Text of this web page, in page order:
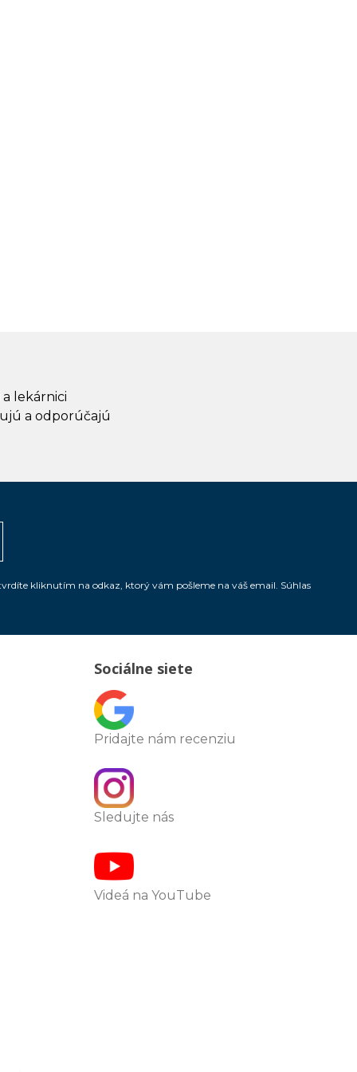
a lekárnici
a odporúčajú
kliknutím na odkaz, ktorý vám pošleme na váš email. Súhlas
Sociálne siete
Pridajte nám recenziu
Sledujte nás
Videá na YouTube